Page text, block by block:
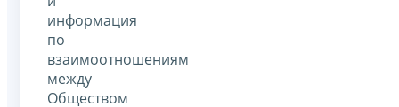
информация
по
взаимоотношениям
между
Обществом